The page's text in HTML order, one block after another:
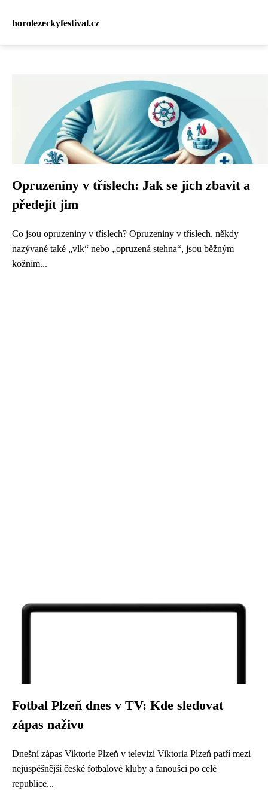
horolezeckyfestival.cz
Opruzeniny v tříslech: Jak se jich zbavit a
předejít jim
Co jsou opruzeniny v tříslech? Opruzeniny v tříslech, někdy
nazývané také „vlk“ nebo „opruzená stehna“, jsou běžným
kožním...
Fotbal Plzeň dnes v TV: Kde sledovat
zápas naživo
Dnešní zápas Viktorie Plzeň v televizi Viktoria Plzeň patří mezi
nejúspěšnější české fotbalové kluby a fanoušci po celé
republice...